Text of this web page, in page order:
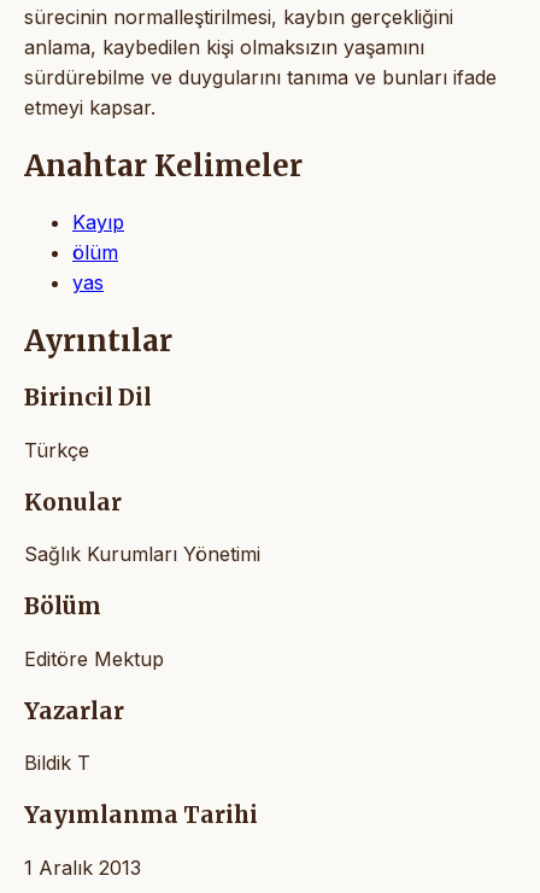
sürecinin normalleştirilmesi, kaybın gerçekliğini
anlama, kaybedilen kişi olmaksızın yaşamını
sürdürebilme ve duygularını tanıma ve bunları ifade
etmeyi kapsar.
Anahtar Kelimeler
Kayıp
ölüm
yas
Ayrıntılar
Birincil Dil
Türkçe
Konular
Sağlık Kurumları Yönetimi
Bölüm
Editöre Mektup
Yazarlar
Bildik T
Yayımlanma Tarihi
1 Aralık 2013